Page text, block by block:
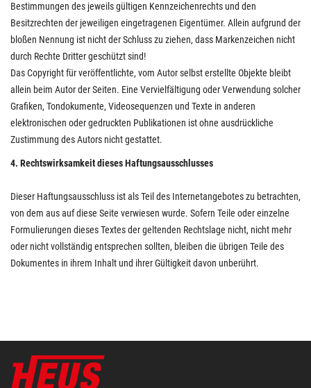
Bestimmungen des jeweils gültigen Kennzeichenrechts und den
Besitzrechten der jeweiligen eingetragenen Eigentümer. Allein aufgrund der
bloßen Nennung ist nicht der Schluss zu ziehen, dass Markenzeichen nicht
durch Rechte Dritter geschützt sind!
Das Copyright für veröffentlichte, vom Autor selbst erstellte Objekte bleibt
allein beim Autor der Seiten. Eine Vervielfältigung oder Verwendung solcher
Grafiken, Tondokumente, Videosequenzen und Texte in anderen
elektronischen oder gedruckten Publikationen ist ohne ausdrückliche
Zustimmung des Autors nicht gestattet.
4. Rechtswirksamkeit dieses Haftungsausschlusses
Dieser Haftungsausschluss ist als Teil des Internetangebotes zu betrachten,
von dem aus auf diese Seite verwiesen wurde. Sofern Teile oder einzelne
Formulierungen dieses Textes der geltenden Rechtslage nicht, nicht mehr
oder nicht vollständig entsprechen sollten, bleiben die übrigen Teile des
Dokumentes in ihrem Inhalt und ihrer Gültigkeit davon unberührt.